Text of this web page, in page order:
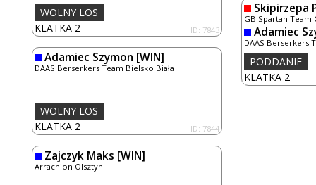
KLATKA 2 ID: 7843
WOLNY LOS
Adamiec Szymon [WIN]
DAAS Berserkers Team Bielsko Biała
KLATKA 2 ID: 7844
WOLNY LOS
Zajczyk Maks [WIN]
Arrachion Olsztyn
Skipirzepa
GB Spartan Team
Adamiec
DAAS Berserkers
KLATKA 2
PODDANIE